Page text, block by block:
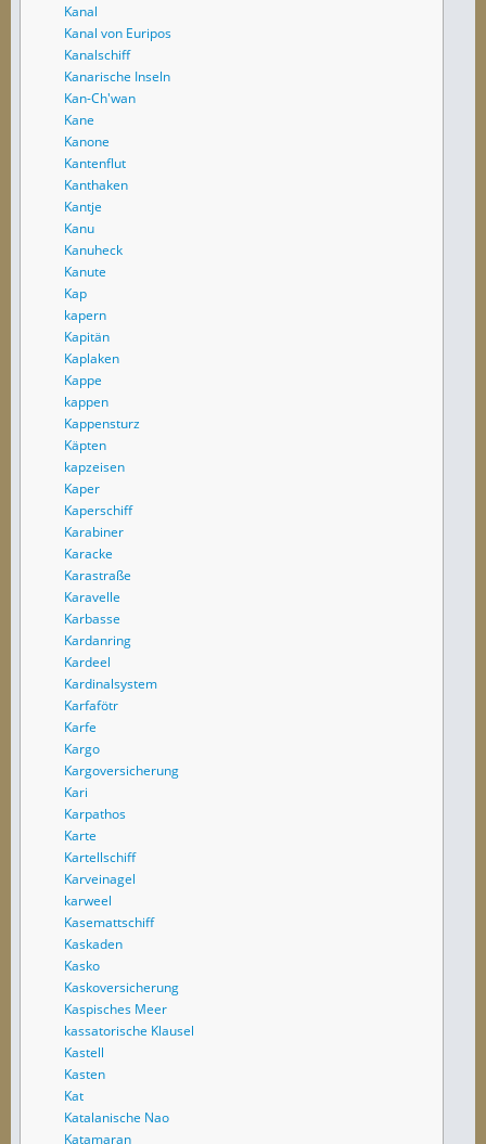
Kanal
Kanal von Euripos
Kanalschiff
Kanarische Inseln
Kan-Ch'wan
Kane
Kanone
Kantenflut
Kanthaken
Kantje
Kanu
Kanuheck
Kanute
Kap
kapern
Kapitän
Kaplaken
Kappe
kappen
Kappensturz
Käpten
kapzeisen
Kaper
Kaperschiff
Karabiner
Karacke
Karastraße
Karavelle
Karbasse
Kardanring
Kardeel
Kardinalsystem
Karfafötr
Karfe
Kargo
Kargoversicherung
Kari
Karpathos
Karte
Kartellschiff
Karveinagel
karweel
Kasemattschiff
Kaskaden
Kasko
Kaskoversicherung
Kaspisches Meer
kassatorische Klausel
Kastell
Kasten
Kat
Katalanische Nao
Katamaran